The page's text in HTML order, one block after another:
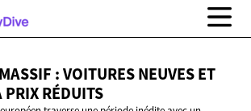
: VOITURES NEUVES ET
PRIX RÉDUITS